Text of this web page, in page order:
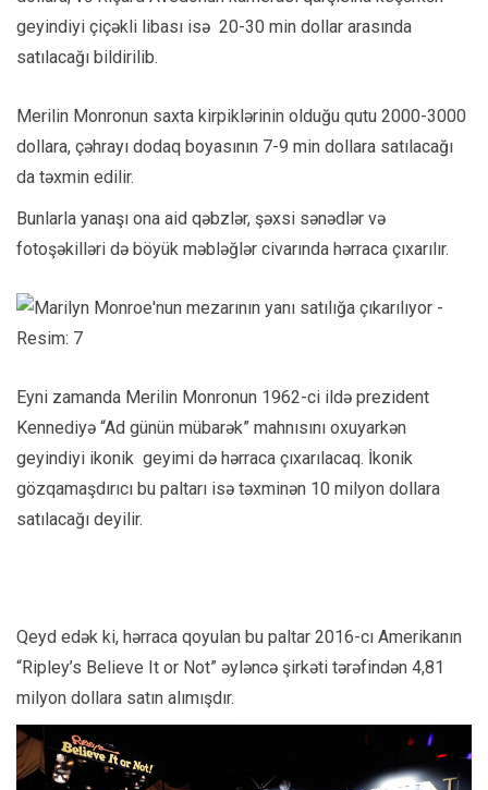
geyindiyi çiçəkli libası isə 20-30 min dollar arasında
satılacağı bildirilib.
Merilin Monronun saxta kirpiklərinin olduğu qutu 2000-3000
dollara, çəhrayı dodaq boyasının 7-9 min dollara satılacağı
da təxmin edilir.
Bunlarla yanaşı ona aid qəbzlər, şəxsi sənədlər və
fotoşəkilləri də böyük məbləğlər civarında hərraca çıxarılır.
Eyni zamanda Merilin Monronun 1962-ci ildə prezident
Kennediyə “Ad günün mübarək” mahnısını oxuyarkən
geyindiyi ikonik geyimi də hərraca çıxarılacaq. İkonik
gözqamaşdırıcı bu paltarı isə təxminən 10 milyon dollara
satılacağı deyilir.
Qeyd edək ki, hərraca qoyulan bu paltar 2016-cı Amerikanın
“Ripley’s Believe It or Not” əyləncə şirkəti tərəfindən 4,81
milyon dollara satın alımışdır.